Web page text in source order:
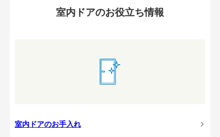
室内ドアのお役立ち情報
室内ドアのお手入れ